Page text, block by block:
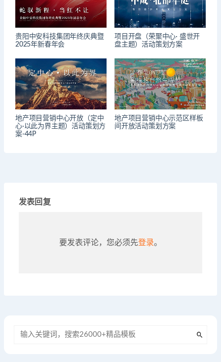
贵阳中安科技集团年终庆典暨
2025年新春年会
项目开盘（荣聚中心· 盛世开
盘主题）活动策划方案
地产项目营销中心开放（定中
心·以此为界主题）活动策划方
案-44P
地产项目营销中心示范区样板
间开放活动策划方案
发表回复
要发表评论，您必须先登录。